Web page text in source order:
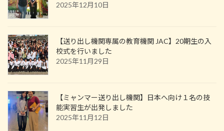
2025年12月10日
【送り出し機関専属の教育機関 JAC】20期生の入
校式を行いました
2025年11月29日
【ミャンマー送り出し機関】日本へ向け１名の技
能実習生が出発しました
2025年11月12日